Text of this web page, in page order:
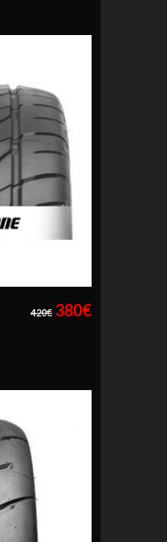
420€ 380€